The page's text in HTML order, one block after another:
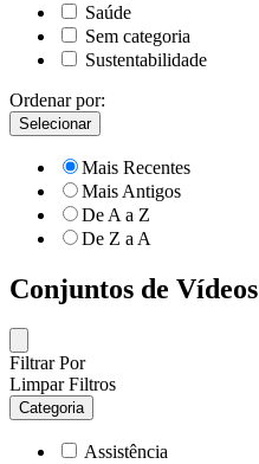
Saúde
Sem categoria
Sustentabilidade
Ordenar por:
Selecionar
Mais Recentes
Mais Antigos
De A a Z
De Z a A
Conjuntos de Vídeos
Filtrar Por
Limpar Filtros
Categoria
Assistência